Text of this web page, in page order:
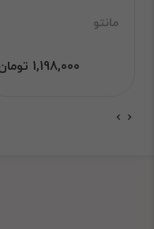
مانتو
1,198,000 تومان